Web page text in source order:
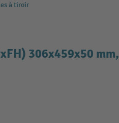
à tiroir
306x459x50 mm,